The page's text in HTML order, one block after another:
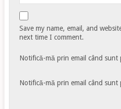
Save my name, email, and
next time I comment.
Notifică-mă prin email când sunt
Notifică-mă prin email când sunt